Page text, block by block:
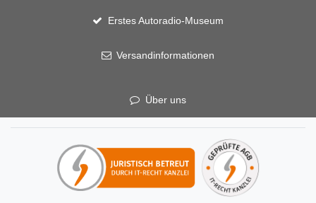
Erstes Autoradio-Museum
Versandinformationen
Über uns